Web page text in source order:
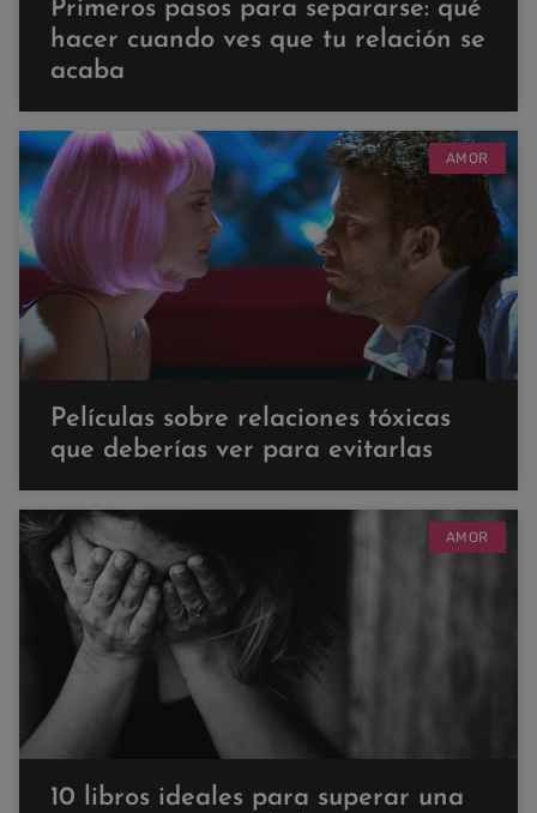
Primeros pasos para separarse: qué
hacer cuando ves que tu relación se
acaba
AMOR
Películas sobre relaciones tóxicas
que deberías ver para evitarlas
AMOR
10 libros ideales para superar una